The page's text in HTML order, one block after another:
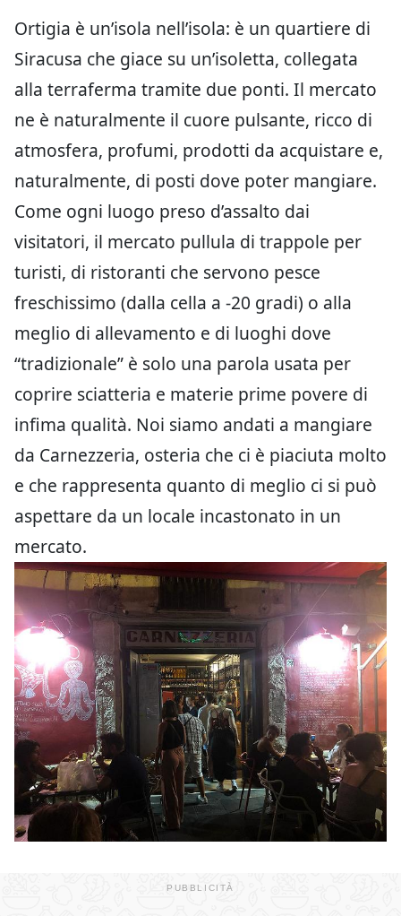
Ortigia è un’isola nell’isola: è un quartiere di
Siracusa che giace su un’isoletta, collegata
alla terraferma tramite due ponti. Il mercato
ne è naturalmente il cuore pulsante, ricco di
atmosfera, profumi, prodotti da acquistare e,
naturalmente, di posti dove poter mangiare.
Come ogni luogo preso d’assalto dai
visitatori, il mercato pullula di trappole per
turisti, di ristoranti che servono pesce
freschissimo (dalla cella a -20 gradi) o alla
meglio di allevamento e di luoghi dove
“tradizionale” è solo una parola usata per
coprire sciatteria e materie prime povere di
infima qualità. Noi siamo andati a mangiare
da Carnezzeria, osteria che ci è piaciuta molto
e che rappresenta quanto di meglio ci si può
aspettare da un locale incastonato in un
mercato.